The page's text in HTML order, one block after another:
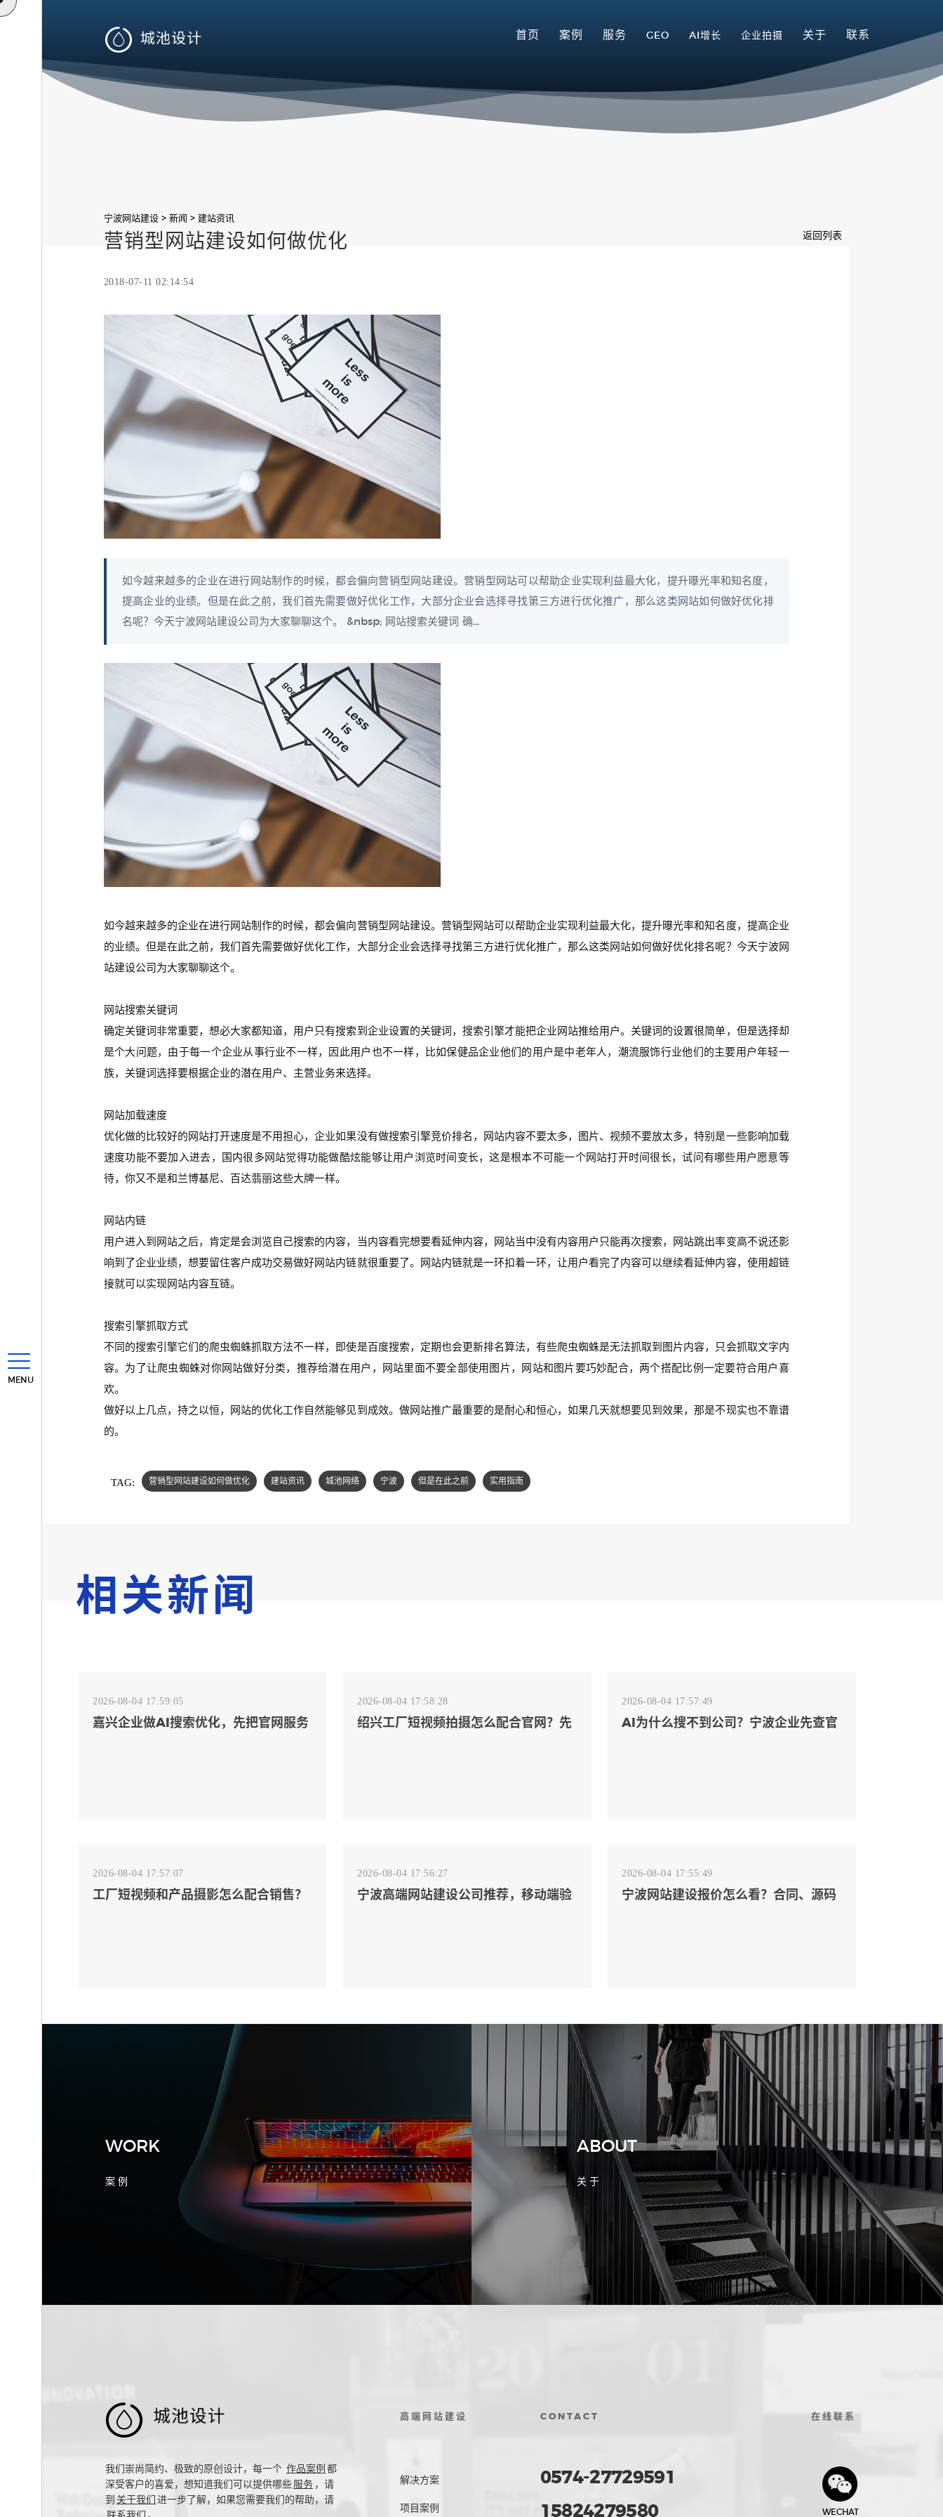
MENU
 首页 案例 服务 GEO AI增长 企业拍摄 关于 联系
宁波网站建设> 新闻 > 建站资讯
返回列表
营销型网站建设如何做优化
2018-07-11 02:14:54
如今越来越多的企业在进行网站制作的时候，都会偏向营销型网站建设。营销型网站可以帮助企业实现利益最大化，提升曝光率和知名度，
提高企业的业绩。但是在此之前，我们首先需要做好优化工作，大部分企业会选择寻找第三方进行优化推广，那么这类网站如何做好优化排
名呢？今天宁波网站建设公司为大家聊聊这个。 &nbsp; 网站搜索关键词 确...
如今越来越多的企业在进行网站制作的时候，都会偏向营销型网站建设。营销型网站可以帮助企业实现利益最大化，提升曝光率和知名度，提高企业
的业绩。但是在此之前，我们首先需要做好优化工作，大部分企业会选择寻找第三方进行优化推广，那么这类网站如何做好优化排名呢？今天宁波网
站建设公司为大家聊聊这个。
网站搜索关键词
确定关键词非常重要，想必大家都知道，用户只有搜索到企业设置的关键词，搜索引擎才能把企业网站推给用户。关键词的设置很简单，但是选择却
是个大问题，由于每一个企业从事行业不一样，因此用户也不一样，比如保健品企业他们的用户是中老年人，潮流服饰行业他们的主要用户年轻一
族，关键词选择要根据企业的潜在用户、主营业务来选择。
网站加载速度
优化做的比较好的网站打开速度是不用担心，企业如果没有做搜索引擎竞价排名，网站内容不要太多，图片、视频不要放太多，特别是一些影响加载
速度功能不要加入进去，国内很多网站觉得功能做酷炫能够让用户浏览时间变长，这是根本不可能一个网站打开时间很长，试问有哪些用户愿意等
待，你又不是和兰博基尼、百达翡丽这些大牌一样。
网站内链
用户进入到网站之后，肯定是会浏览自己搜索的内容，当内容看完想要看延伸内容，网站当中没有内容用户只能再次搜索，网站跳出率变高不说还影
响到了企业业绩，想要留住客户成功交易做好网站内链就很重要了。网站内链就是一环扣着一环，让用户看完了内容可以继续看延伸内容，使用超链
接就可以实现网站内容互链。
搜索引擎抓取方式
不同的搜索引擎它们的爬虫蜘蛛抓取方法不一样，即使是百度搜索，定期也会更新排名算法，有些爬虫蜘蛛是无法抓取到图片内容，只会抓取文字内
容。为了让爬虫蜘蛛对你网站做好分类，推荐给潜在用户，网站里面不要全部使用图片，网站和图片要巧妙配合，两个搭配比例一定要符合用户喜
欢。
做好以上几点，持之以恒，网站的优化工作自然能够见到成效。做网站推广最重要的是耐心和恒心，如果几天就想要见到效果，那是不现实也不靠谱
的。
TAG: 营销型网站建设如何做优化 建站资讯 城池网络 宁波 但是在此之前 实用指南
相关新闻
2026-08-04 17:59:05
嘉兴企业做AI搜索优化，先把官网服务
2026-08-04 17:58:28
绍兴工厂短视频拍摄怎么配合官网？先
2026-08-04 17:57:49
AI为什么搜不到公司？宁波企业先查官
2026-08-04 17:57:07
工厂短视频和产品摄影怎么配合销售？
2026-08-04 17:56:27
宁波高端网站建设公司推荐，移动端验
2026-08-04 17:55:49
宁波网站建设报价怎么看？合同、源码
宁波制造业网站建设公司怎么选？先看
WORK
案 例
ABOUT
关 于

我们崇尚简约、极致的原创设计，每一个 作品案例 都
深受客户的喜爱，想知道我们可以提供哪些 服务 ，请
到 关于我们 进一步了解，如果您需要我们的帮助，请
高端网站建设
解决方案
项目案例
CONTACT
0574-27729591
15824279580
在线联系
WECHAT